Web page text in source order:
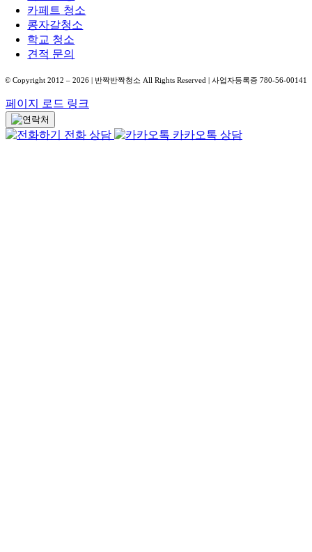
카페트 청소
콩자갈청소
학교 청소
견적 문의
© Copyright 2012 – 2026 | 반짝반짝청소 All Rights Reserved | 사업자등록증 780-56-00141
페이지 로드 링크
전화 상담
카카오톡 상담